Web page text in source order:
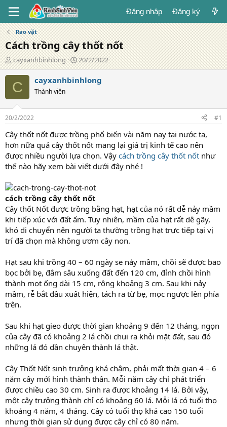
Đăng nhập Đăng ký
Rao vặt
Cách trồng cây thốt nốt
T
á
c
g
ả
cayxanhbinhlong
N
g
à
g
20/2/2022
C cayxanhbinhlong
Thành viên
20/2/2022 #1
Cây thốt nốt được trồng phổ biến vài năm nay tại nước ta,
hơn nữa quả cây thốt nốt mang lại giá trị kinh tế cao nên
được nhiều người lựa chọn. Vậy cách trồng cây thốt nốt như
thế nào hãy xem bài viết dưới đây nhé !
cách trồng cây thốt nốt
Cây thốt Nốt được trồng bằng hạt, hạt của nó rất dễ nảy mầm
khi tiếp xúc với đất ẩm. Tuy nhiên, mầm của hạt rất dễ gãy,
khó di chuyển nên người ta thường trồng hạt trực tiếp tại vị
trí đã chọn mà không ươm cây non.
Hạt sau khi trồng 40 – 60 ngày se nảy mầm, chồi sẽ được bao
bọc bởi bẹ, đâm sâu xuống đất đến 120 cm, đỉnh chồi hình
thành mọt ống dài 15 cm, rộng khoảng 3 cm. Sau khi nảy
mầm, rễ bắt đầu xuất hiện, tách ra từ bẹ, mọc ngược lên phía
trên.
Sau khi hạt gieo được thời gian khoảng 9 đến 12 tháng, ngọn
của cây đã có khoảng 2 lá chồi chui ra khỏi mặt đất, sau đó
những lá đó dần chuyên thành lá thật.
Cây Thốt Nốt sinh trưởng khá chậm, phải mất thời gian 4 – 6
năm cây mới hình thành thân. Mỗi năm cây chỉ phát triển
được chiều cao 30 cm. Sinh ra được khoảng 14 lá. Bởi vậy,
một cây trưởng thành chỉ có khoảng 60 lá. Mỗi lá có tuổi thọ
khoảng 4 năm, 4 tháng. Cây có tuổi thọ khá cao 150 tuổi
nhưng thời gian sử dụng được cây chỉ có 80 năm.